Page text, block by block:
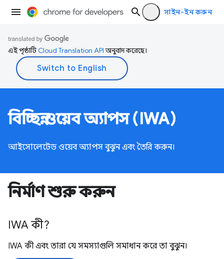
সাইন-ইন করুন
এই পৃষ্ঠাটিCloud Translation APIঅনুবাদ করেছে।
বিচ্ছিন্ন ওয়েব অ্যাপস (IWA)
আইসোলেটেড ওয়েব অ্যাপস বুঝুন এবং তৈরি করুন।
নির্মাণ শুরু করুন
IWA কী?
IWA কী এবং তারা যে সমস্যাগুলি সমাধান করে তা বুঝুন।